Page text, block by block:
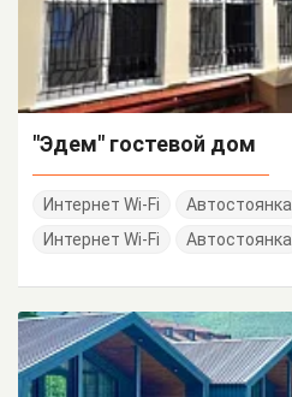
"Эдем" гостевой дом
Интернет Wi-Fi Автостоянка
Интернет Wi-Fi
Автостоянка